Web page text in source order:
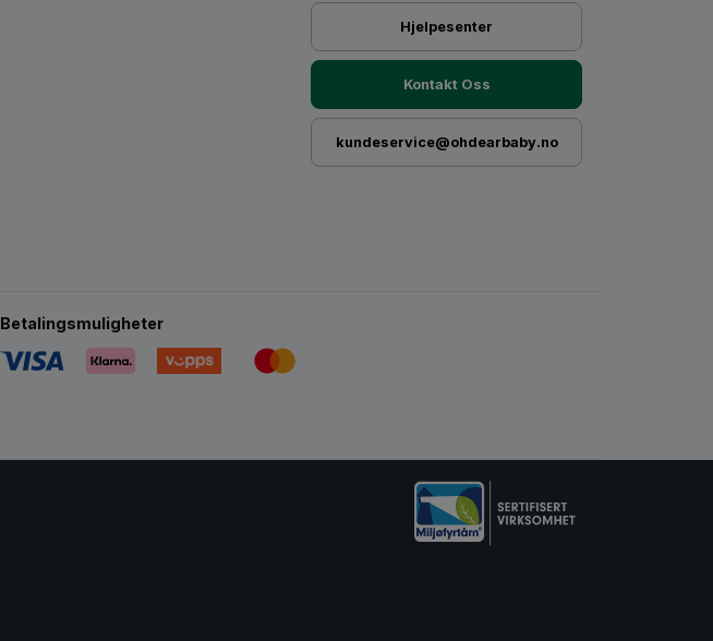
Hjelpesenter
Kontakt Oss
kundeservice@ohdearbaby.no
Betalingsmuligheter